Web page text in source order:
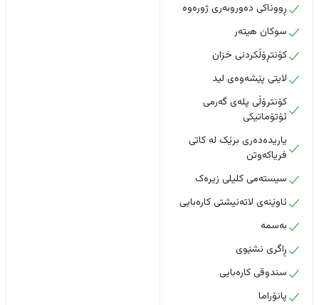
ڕووناکی دەوروبەری ژورەوە
سوکان هیتەر
کۆنتڕۆڵکردنی خزان
لایتی پێشەوەی لید
کۆنترۆڵی پلەی گەرمی
ئۆتۆماتیکی
یاریدەدەری برێک لە کاتی
فریاکەوتن
سیستەمی کلیلی زیرەک
ئاوێنەی لاتەنیشتی کارەبایی
بەسمە
ڕاگری نشێوی
سندوقی کارەبایی
پانۆراما